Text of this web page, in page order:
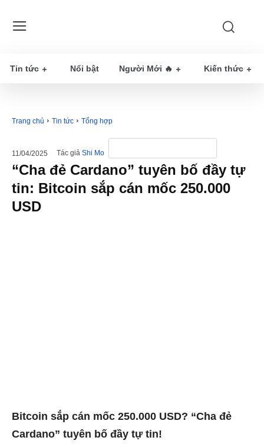
Tin tức Nổi bật Người Mới 🔥 Kiến thức
Trang chủ Tin tức Tổng hợp
11/04/2025 Tác giả Shi Mo
“Cha đẻ Cardano” tuyên bố đầy tự
tin: Bitcoin sắp cán mốc 250.000
USD
Bitcoin sắp cán mốc 250.000 USD? “Cha đẻ
Cardano” tuyên bố đầy tự tin!